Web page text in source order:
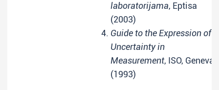
laboratorijama, Eptisa
(2003)
Guide to the Expression of
Uncertainty in
Measurement, ISO, Geneva
(1993)